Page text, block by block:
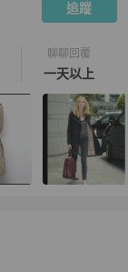
追蹤
聊聊回覆
一天以上